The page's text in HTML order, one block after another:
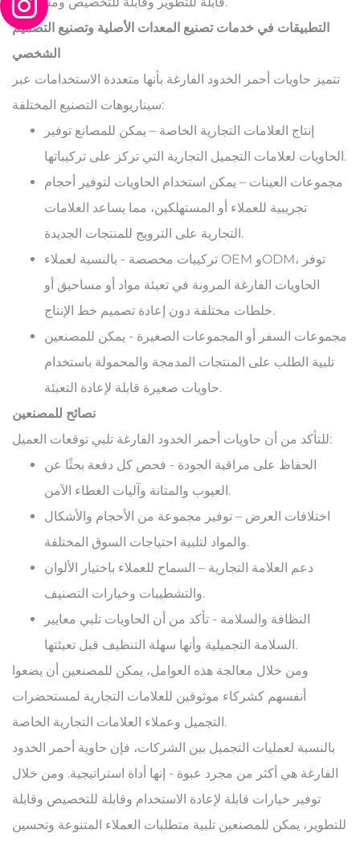
التطبيقات في خدمات تصنيع المعدات الأصلية وتصنيع التصميم
الشخصي
تتميز حاويات أحمر الخدود الفارغة بأنها متعددة الاستخدامات عبر
سيناريوهات التصنيع المختلفة:
إنتاج العلامات التجارية الخاصة – يمكن للمصانع توفير
الحاويات لعلامات التجميل التجارية التي تركز على تركيباتها.
مجموعات العينات – يمكن استخدام الحاويات لتوفير أحجام
تجريبية للعملاء أو المستهلكين، مما يساعد العلامات
التجارية على الترويج للمنتجات الجديدة.
تركيبات مخصصة - بالنسبة لعملاء OEM وODM، توفر
الحاويات الفارغة المرونة في تعبئة مواد أو مساحيق أو
خلطات مختلفة دون إعادة تصميم خط الإنتاج.
مجموعات السفر أو المجموعات الصغيرة - يمكن للمصنعين
تلبية الطلب على المنتجات المدمجة والمحمولة باستخدام
حاويات صغيرة قابلة لإعادة التعبئة.
نصائح للمصنعين
للتأكد من أن حاويات أحمر الخدود الفارغة تلبي توقعات العميل:
الحفاظ على مراقبة الجودة - فحص كل دفعة بحثًا عن
العيوب والمتانة وآليات الغطاء الآمن.
اختلافات العرض – توفير مجموعة من الأحجام والأشكال
والمواد لتلبية احتياجات السوق المختلفة.
دعم العلامة التجارية – السماح للعملاء باختيار الألوان
والتشطيبات وخيارات التصنيف.
النظافة والسلامة - تأكد من أن الحاويات تلبي معايير
السلامة التجميلية وأنها سهلة التنظيف قبل تعبئتها.
ومن خلال معالجة هذه العوامل، يمكن للمصنعين أن يضعوا
أنفسهم كشركاء موثوقين للعلامات التجارية لمستحضرات
التجميل وعملاء العلامات التجارية الخاصة.
بالنسبة لعمليات التجميل بين الشركات، فإن حاوية أحمر الخدود
الفارغة هي أكثر من مجرد عبوة - إنها أداة استراتيجية. ومن خلال
توفير خيارات قابلة لإعادة الاستخدام وقابلة للتخصيص وقابلة
للتطوير، يمكن للمصنعين تلبية متطلبات العملاء المتنوعة وتحسين